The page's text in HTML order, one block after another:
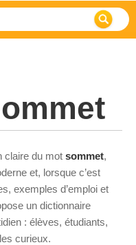
claire du mot sommet,
et, lorsque c’est
exemples d’emploi et
un dictionnaire
: élèves, étudiants,
curieux.